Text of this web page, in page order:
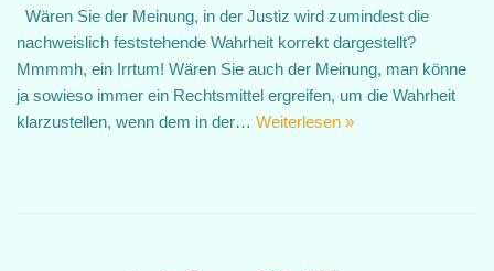
Wären Sie der Meinung, in der Justiz wird zumindest die
nachweislich feststehende Wahrheit korrekt dargestellt?
Mmmmh, ein Irrtum! Wären Sie auch der Meinung, man könne
ja sowieso immer ein Rechtsmittel ergreifen, um die Wahrheit
klarzustellen, wenn dem in der… Weiterlesen »